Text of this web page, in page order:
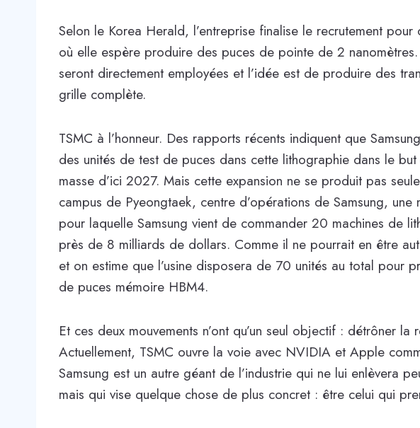
Selon le Korea Herald, l’entreprise finalise le recrutement pour
où elle espère produire des puces de pointe de 2
seront directement employées et l’idée est de produire des
grille complète.
TSMC à l’honneur. Des rapports récents indiquent que
des unités de test de puces dans cette lithographie dans le
masse d’ici 2027. Mais cette expansion ne se produit pas
campus de Pyeongtaek, centre d’opérations de Samsung, une
pour laquelle Samsung vient de commander 20 machines de
près de 8 milliards de dollars. Comme il ne pourrait en être
et on estime que l’usine disposera de 70 unités au total pour
de puces mémoire HBM4.
Et ces deux mouvements n’ont qu’un seul objectif : détrôner la
Actuellement, TSMC ouvre la voie avec NVIDIA et Apple
Samsung est un autre géant de l’industrie qui ne lui enlèvera
mais qui vise quelque chose de plus concret : être celui qui